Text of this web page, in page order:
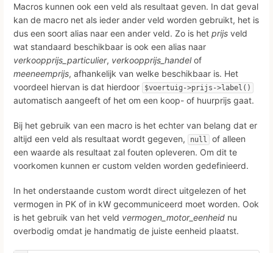
Macros kunnen ook een veld als resultaat geven. In dat geval
kan de macro net als ieder ander veld worden gebruikt, het is
dus een soort alias naar een ander veld. Zo is het prijs veld
wat standaard beschikbaar is ook een alias naar
verkoopprijs_particulier, verkoopprijs_handelof
meeneemprijs, afhankelijk van welke beschikbaar is. Het
voordeel hiervan is dat hierdoor
$voertuig->prijs->label()
automatisch aangeeft of het om een koop- of huurprijs gaat.
Bij het gebruik van een macro is het echter van belang dat er
altijd een veld als resultaat wordt gegeven,
null
of alleen
een waarde als resultaat zal fouten opleveren. Om dit te
voorkomen kunnen er custom velden worden gedefinieerd.
In het onderstaande custom wordt direct uitgelezen of het
vermogen in PK of in kW gecommuniceerd moet worden. Ook
is het gebruik van het veld vermogen_motor_eenheid nu
overbodig omdat je handmatig de juiste eenheid plaatst.